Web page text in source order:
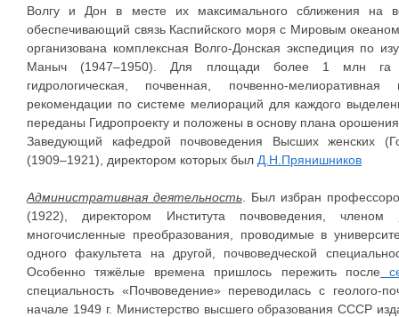
Волгу и Дон в месте их максимального сближения на
обеспечивающий связь Каспийского моря с Мировым
организована комплексная Волго-Донская экспедиция по
Маныч (1947–1950). Для площади более 1 млн га
гидрологическая, почвенная, почвенно-
рекомендации по системе мелиораций для каждого
переданы Гидропроекту и положены в основу плана
Заведующий кафедрой почвоведения Высших женских
(1909–1921), директором которых был Д.Н.Прянишников
Административная деятельность. Был избран
(1922), директором Института почвоведения, членом
многочисленные преобразования, проводимые в
одного факультета на другой, почвоведческой
Особенно тяжёлые времена пришлось пережить после
специальность «Почвоведение» переводилась с геолого-
начале 1949 г. Министерство высшего образования СССР